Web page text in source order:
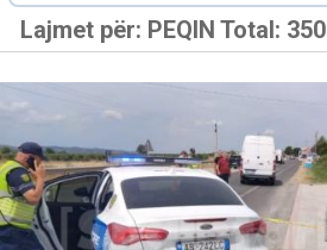
Lajmet për: PEQIN Total: 350